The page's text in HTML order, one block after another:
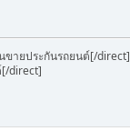
ายประกันรถยนต์[/direct]
direct]